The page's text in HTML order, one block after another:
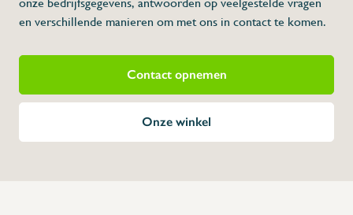
gekliste randen
Plus punten
en verschillende manieren om met ons in contact te komen.
Contact opnemen
Onze winkel